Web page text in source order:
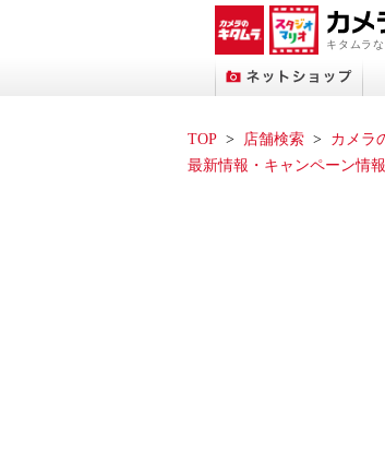
キタムラ
TOP 店舗検索 カメラ
最新情報・キャンペーン情